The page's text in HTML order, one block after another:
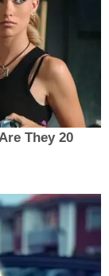
They 20